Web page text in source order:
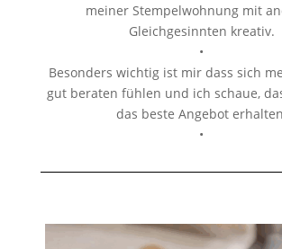
meiner Stempelwohnung mit
Gleichgesinnten kreativ.
•
Besonders wichtig ist mir dass sich
gut beraten fühlen und ich schaue,
das beste Angebot
•